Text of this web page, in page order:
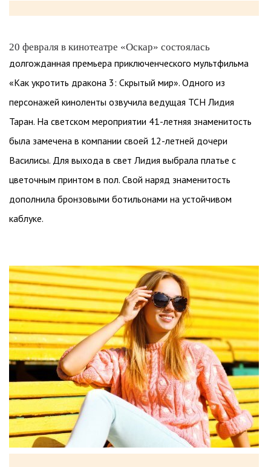
20 февраля в кинотеатре «Оскар» состоялась
долгожданная премьера приключенческого мультфильма
«Как укротить дракона 3: Скрытый мир». Одного из
персонажей киноленты озвучила ведущая ТСН Лидия
Таран. На светском мероприятии 41-летняя знаменитость
была замечена в компании своей 12-летней дочери
Василисы. Для выхода в свет Лидия выбрала платье с
цветочным принтом в пол. Свой наряд знаменитость
дополнила бронзовыми ботильонами на устойчивом
каблуке.